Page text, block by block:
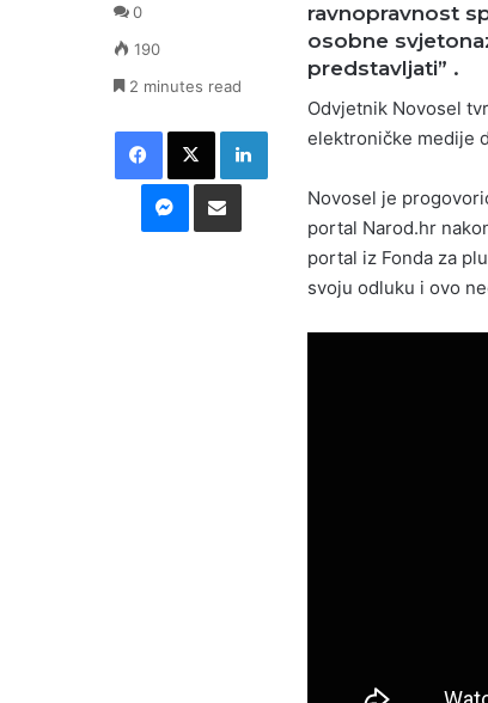
ravnopravnost
osobne
predstavljati” .
Odvjetnik Novosel
elektroničke medije
Novosel je
portal Narod.hr
portal iz Fonda za
svoju odluku i ovo
0
190
2 minutes read
Facebook
X LinkedIn
Messenger
Podijeli putem E-maila